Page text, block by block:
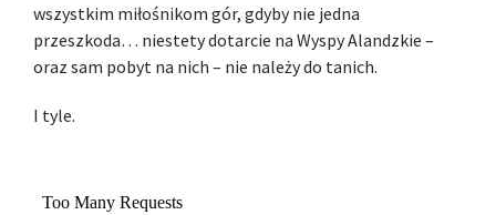
wszystkim miłośnikom gór, gdyby nie jedna
przeszkoda… niestety dotarcie na Wyspy Alandzkie –
oraz sam pobyt na nich – nie należy do tanich.
I tyle.